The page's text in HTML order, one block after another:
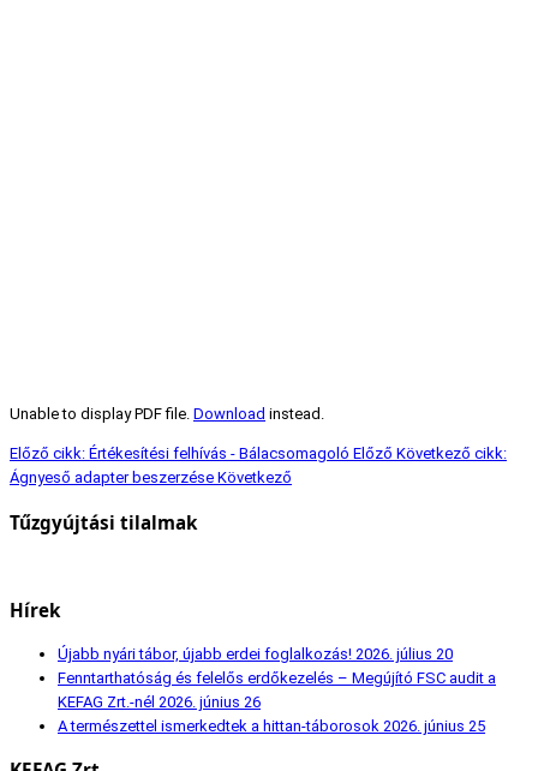
Unable to display PDF file. Download instead.
Előző cikk: Értékesítési felhívás - Bálacsomagoló Előző Következő cikk:
Ágnyeső adapter beszerzése Következő
Tűzgyújtási tilalmak
Hírek
Újabb nyári tábor, újabb erdei foglalkozás! 2026. július 20
Fenntarthatóság és felelős erdőkezelés – Megújító FSC audit a
KEFAG Zrt.-nél 2026. június 26
A természettel ismerkedtek a hittan-táborosok 2026. június 25